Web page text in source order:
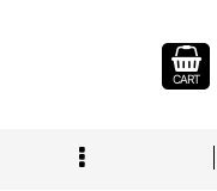
CART